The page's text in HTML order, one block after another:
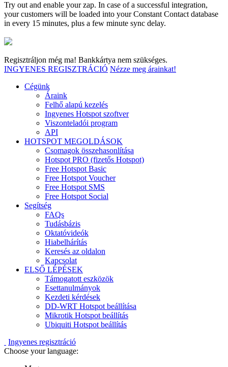
Try out and enable your zap. In case of a successful integration,
your customers will be loaded into your Constant Contact database
in every 15 minutes, plus a few minute sync delay.
Regisztráljon még ma! Bankkártya nem szükséges.
INGYENES REGISZTRÁCIÓ Nézze meg árainkat!
Cégünk
Áraink
Felhő alapú kezelés
Ingyenes Hotspot szoftver
Viszonteladói program
API
HOTSPOT MEGOLDÁSOK
Csomagok összehasonlítása
Hotspot PRO (fizetős Hotspot)
Free Hotspot Basic
Free Hotspot Voucher
Free Hotspot SMS
Free Hotspot Social
Segítség
FAQs
Tudásbázis
Oktatóvideók
Hiabelhárítás
Keresés az oldalon
Kapcsolat
ELSŐ LÉPÉSEK
Támogatott eszközök
Esettanulmányok
Kezdeti kérdések
DD-WRT Hotspot beállítása
Mikrotik Hotspot beállítás
Ubiquiti Hotspot beállítás
Ingyenes regisztráció
Choose your language: